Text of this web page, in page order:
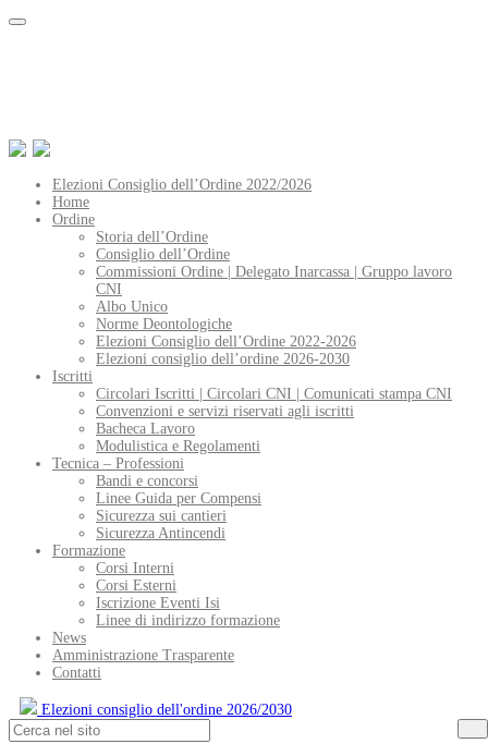
Elezioni Consiglio dell’Ordine 2022/2026
Home
Ordine
Storia dell’Ordine
Consiglio dell’Ordine
Commissioni Ordine | Delegato Inarcassa | Gruppo lavoro
CNI
Albo Unico
Norme Deontologiche
Elezioni Consiglio dell’Ordine 2022-2026
Elezioni consiglio dell’ordine 2026-2030
Iscritti
Circolari Iscritti | Circolari CNI | Comunicati stampa CNI
Convenzioni e servizi riservati agli iscritti
Bacheca Lavoro
Modulistica e Regolamenti
Tecnica – Professioni
Bandi e concorsi
Linee Guida per Compensi
Sicurezza sui cantieri
Sicurezza Antincendi
Formazione
Corsi Interni
Corsi Esterni
Iscrizione Eventi Isi
Linee di indirizzo formazione
News
Amministrazione Trasparente
Contatti
Elezioni consiglio dell'ordine 2026/2030